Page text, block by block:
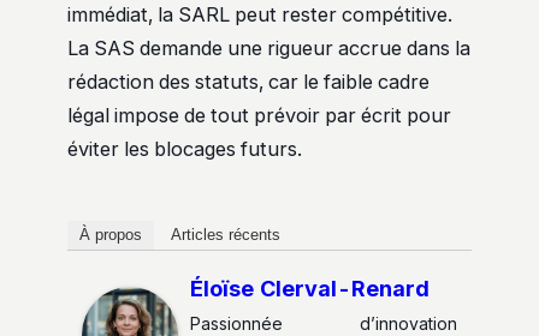
immédiat, la SARL peut rester compétitive.
La SAS demande une rigueur accrue dans la
rédaction des statuts, car le faible cadre
légal impose de tout prévoir par écrit pour
éviter les blocages futurs.
À propos Articles récents
Éloïse Clerval-Renard
Passionnée d’innovation